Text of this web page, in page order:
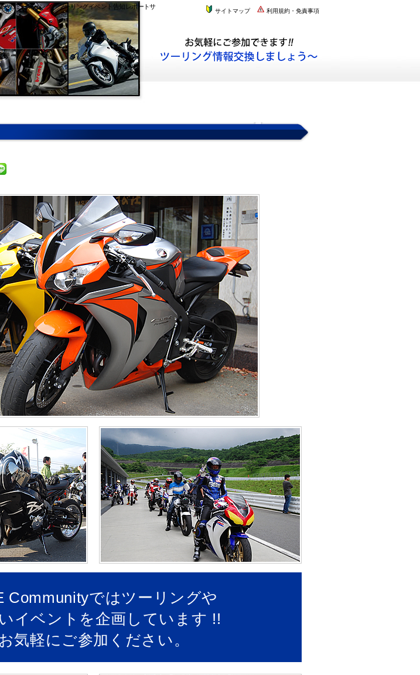
のミーティング、ツーリングイベント告知レポートサ
利用規約・免責事項
サイトマップ
Communityではツーリングや
イベントを企画しています !!
お気軽にご参加ください。